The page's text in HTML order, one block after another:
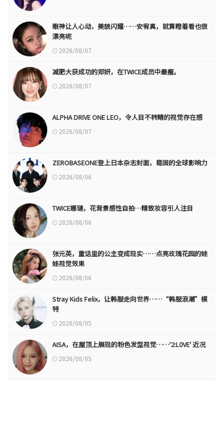
眼神让人心动，美貌闪耀……安宥真，就算瞪着看也很
漂亮呢
2026/08/07
减肥大获成功的郑妍，在TWICE成员中最瘦。
2026/08/07
ALPHA DRIVE ONE LEO，令人目不转睛的视觉存在感
2026/08/07
ZEROBASEONE登上日本杂志封面，稳固的全球影响力
2026/08/06
TWICE娜璉，花背景感性自拍…精致妆容引人注目
2026/08/06
张元英，童话里的公主变成现实……点亮玫瑰花园的娃
娃视觉效果
2026/08/06
Stray Kids Felix，让韩服走向世界……“韩服浪潮”模
特
2026/08/05
AISA，在屋顶上展现的粉色发型视觉……'2:L0VE' 近况
2026/08/05